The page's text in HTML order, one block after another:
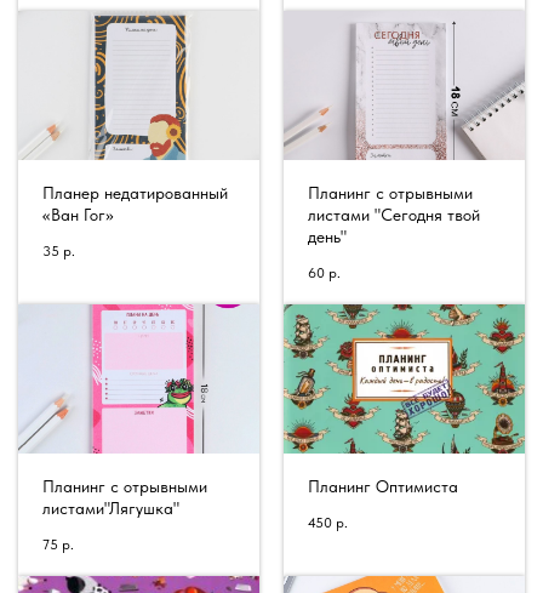
Планер недатированный
«Ван Гог»
35 р.
Планинг с отрывными
листами "Сегодня твой
день"
60 р.
Планинг с отрывными
листами"Лягушка"
75 р.
Планинг Оптимиста
450 р.